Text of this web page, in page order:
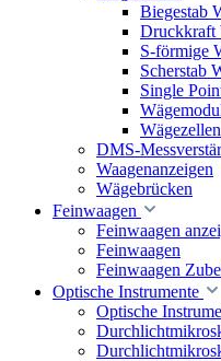
Biegestab
Druckkraft
S-förmige
Scherstab
Single
DMS-
Waagenanzeigen
Wägebrücken
Feinwaagen
Feinwaagen
Feinwaagen
Feinwaagen
Optische Instrumente
Optische